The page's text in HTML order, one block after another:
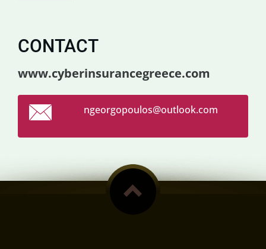
CONTACT
www.cyberinsurancegreece.com
ngeorgopoulos@outlook.com